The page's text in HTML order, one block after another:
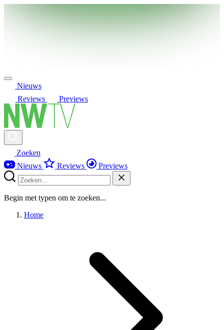
Nieuws
Reviews
Previews
Zoeken
Nieuws
Reviews Previews
Begin met typen om te zoeken...
Home